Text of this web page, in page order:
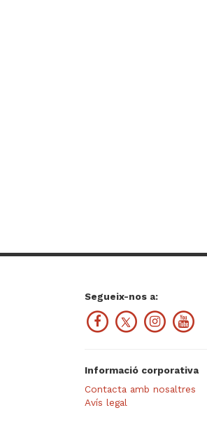
Segueix-nos a:
Informació corporativa
Contacta amb nosaltres
Avís legal